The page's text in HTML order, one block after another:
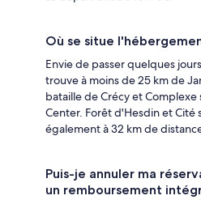
Où se situe
Envie de passer quelques
trouve à moins de 25 km de
bataille de Crécy et
Center. Forêt d'Hesdin et Cité
également à 32 km de
Puis-je annuler ma
un remboursement